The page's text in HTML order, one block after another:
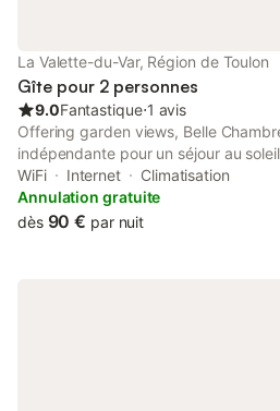
La Valette-du-Var, Région de Toulon
Gîte pour 2 personnes
9.0Fantastique⋅1 avis
Offering garden views, Belle
indépendante pour un séjour au
in La Valette-du-Var, 5.5 km from
from Circuit Paul Ricard.
WiFi Internet
Climatisation
Annulation gratuite
dès 90 € par nuit